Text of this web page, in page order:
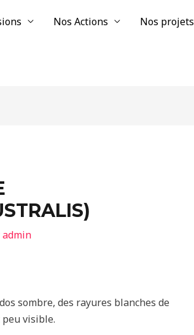
Nos Actions Nos projets
admin
sombre, des rayures blanches de
visible.